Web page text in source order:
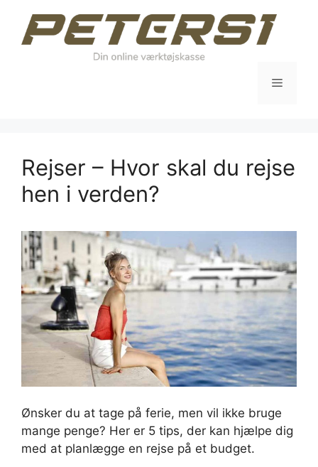
indhold
Menu
Rejser – Hvor skal du rejse
hen i verden?
Ønsker du at tage på ferie, men vil ikke bruge
mange penge? Her er 5 tips, der kan hjælpe dig
med at planlægge en rejse på et budget.